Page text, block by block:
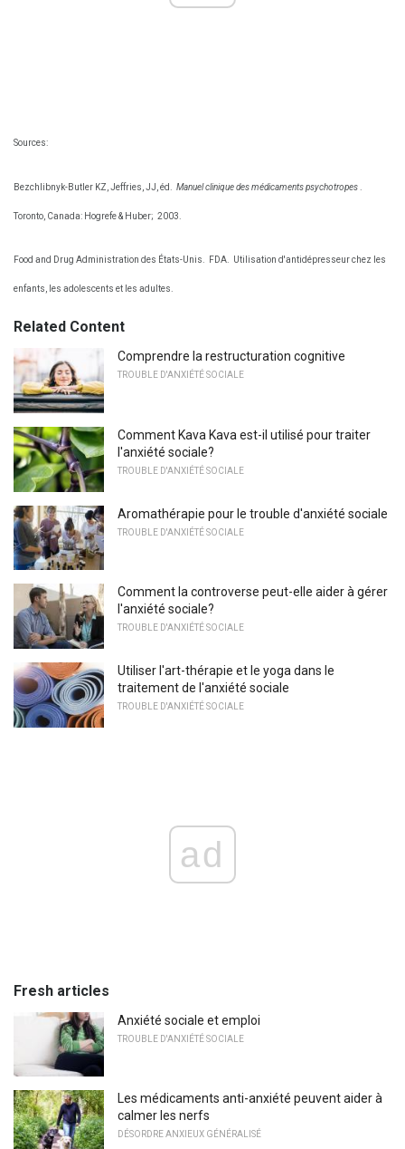
Sources:
Bezchlibnyk-Butler KZ, Jeffries, JJ, éd. Manuel clinique des médicaments psychotropes
Toronto, Canada: Hogrefe & Huber; 2003.
Food and Drug Administration des États-Unis. FDA. Utilisation d'antidépresseur chez les
enfants, les adolescents et les adultes.
Related Content
Comprendre la restructuration cognitive
TROUBLE D'ANXIÉTÉ SOCIALE
Comment Kava Kava est-il utilisé pour traiter
l'anxiété sociale?
TROUBLE D'ANXIÉTÉ SOCIALE
Aromathérapie pour le trouble d'anxiété sociale
TROUBLE D'ANXIÉTÉ SOCIALE
Comment la controverse peut-elle aider à gérer
l'anxiété sociale?
TROUBLE D'ANXIÉTÉ SOCIALE
Utiliser l'art-thérapie et le yoga dans le
traitement de l'anxiété sociale
TROUBLE D'ANXIÉTÉ SOCIALE
ad
Fresh articles
Anxiété sociale et emploi
TROUBLE D'ANXIÉTÉ SOCIALE
Les médicaments anti-anxiété peuvent aider à
calmer les nerfs
DÉSORDRE ANXIEUX GÉNÉRALISÉ